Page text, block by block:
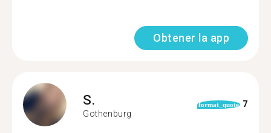
Obtener la app
S.
Gothenburg
format_quote 7